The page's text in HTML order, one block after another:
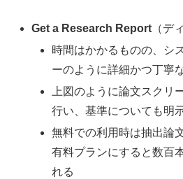
Get a Research Report （デ
時間はかかるものの、シ
ーのように詳細かつ丁寧
上図のように論文スクリ
行い、基準についても明
無料での利用時は抽出論
有料プランにすると数百
れる